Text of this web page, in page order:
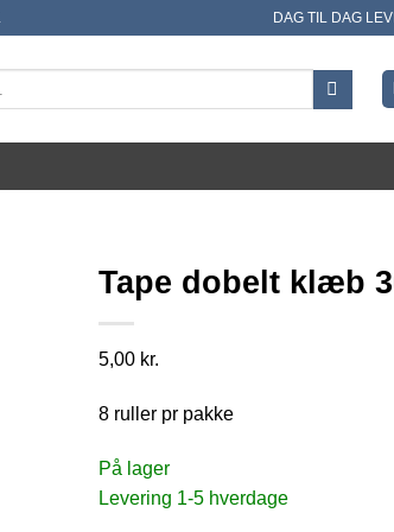
DAG TIL DAG
Tape dobelt klæb
5,00 kr.
8 ruller pr pakke
På lager
Levering 1-5 hverdage